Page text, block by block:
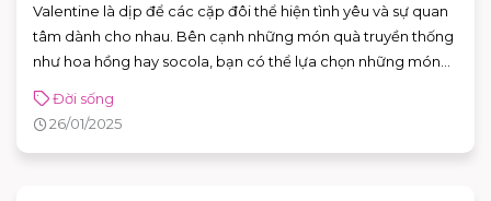
Valentine là dịp để các cặp đôi thể hiện tình yêu và sự quan
tâm dành cho nhau. Bên cạnh những món quà truyền thống
như hoa hồng hay socola, bạn có thể lựa chọn những món
thật đặc biệt. Dưới đây là những gợi ý về những món quà
Valentine ý nghĩa từ các nhãn hiệu nổi tiếng, từ trang sức
Đời sống
26/01/2025